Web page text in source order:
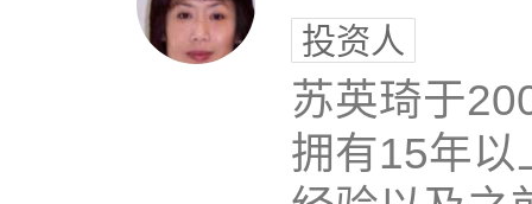
投资人
苏英琦于
拥有15年以